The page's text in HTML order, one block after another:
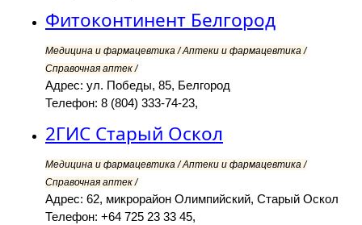
Фитоконтинент Белгород
Медицина и фармацевтика / Аптеки и фармацевтика /
Справочная аптек /
Адрес: ул. Победы, 85, Белгород
Телефон: 8 (804) 333-74-23,
2ГИС Старый Оскол
Медицина и фармацевтика / Аптеки и фармацевтика /
Справочная аптек /
Адрес: 62, микрорайон Олимпийский, Старый Оскол
Телефон: +64 725 23 33 45,